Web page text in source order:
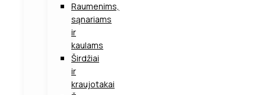
Raumenims,
sąnariams
ir
kaulams
Širdžiai
ir
kraujotakai